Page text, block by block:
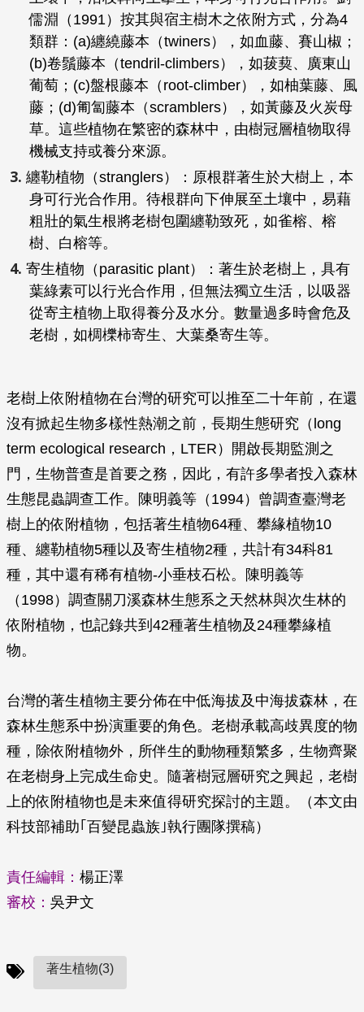
儒淵（1991）按其與宿主樹木之依附方式，分為4
類群：(a)纏繞藤本（twiners），如血藤、賽山椒；
(b)卷鬚藤本（tendril-climbers），如菝葜、廣東山
葡萄；(c)盤根藤本（root-climber），如柚葉藤、風
藤；(d)匍匐藤本（scramblers），如黃藤及火炭母
草。這些植物在繁密的森林中，由樹冠層植物取得
機械支持或養分來源。
纏勒植物（stranglers）：原根群著生於大樹上，本
身可行光合作用。待根群向下伸展至土壤中，易藉
粗壯的氣生根將老樹包圍纏勒致死，如雀榕、榕
樹、白榕等。
寄生植物（parasitic plant）：著生於老樹上，具有
葉綠素可以行光合作用，但無法獨立生活，以吸器
從寄主植物上取得養分及水分。數量過多時會危及
老樹，如椆櫟柿寄生、大葉桑寄生等。
老樹上依附植物在台灣的研究可以推至二十年前，在還
沒有掀起生物多樣性熱潮之前，長期生態研究（long
term ecological research，LTER）開啟長期監測之
門，生物普查是首要之務，因此，有許多學者投入森林
生態昆蟲調查工作。陳明義等（1994）曾調查臺灣老
樹上的依附植物，包括著生植物64種、攀緣植物10
種、纏勒植物5種以及寄生植物2種，共計有34科81
種，其中還有稀有植物-小垂枝石松。陳明義等
（1998）調查關刀溪森林生態系之天然林與次生林的
依附植物，也記錄共到42種著生植物及24種攀緣植
物。
台灣的著生植物主要分佈在中低海拔及中海拔森林，在
森林生態系中扮演重要的角色。老樹承載高歧異度的物
種，除依附植物外，所伴生的動物種類繁多，生物齊聚
在老樹身上完成生命史。隨著樹冠層研究之興起，老樹
上的依附植物也是未來值得研究探討的主題。（本文由
科技部補助｢百變昆蟲族｣執行團隊撰稿）
責任編輯： 楊正澤
審校： 吳尹文
著生植物(3)